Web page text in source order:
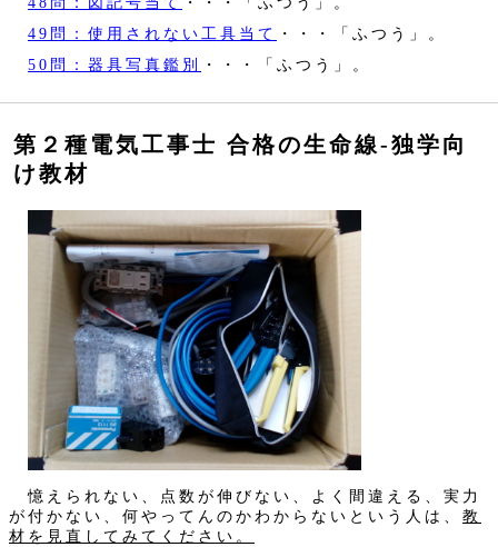
49問：使用されない工具当て
・・・「ふつう」。
50問：器具写真鑑別
・・・「ふつう」。
第２種電気工事士 合格の生命線‐独学向
け教材
憶えられない、点数が伸びない、よく間違える、実力
が付かない、何やってんのかわからないという人は、 教
材を見直してみてください。